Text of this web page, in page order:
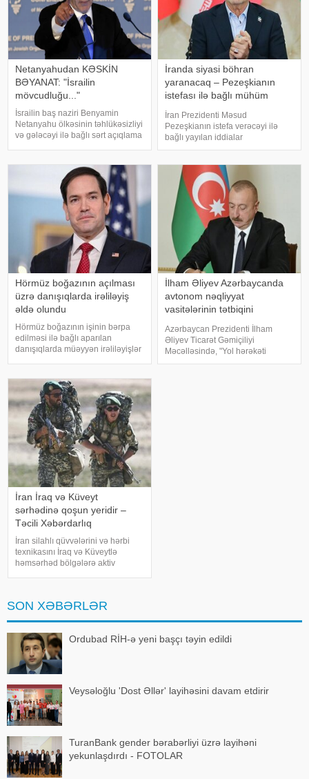
Netanyahudan KƏSKİN
BƏYANAT: "İsrailin
mövcudluğu..."
İsrailin baş naziri Benyamin
Netanyahu ölkəsinin təhlükəsizliyi
və gələcəyi ilə bağlı sərt açıqlama
suverenliyinin heç bir halda
güzəştə gedilməyəcək əsas prinsi
İranda siyasi böhran
yaranacaq – Pezeşkianın
istefası ilə bağlı mühüm
açıqlama
İran Prezidenti Məsud
Pezeşkianın istefa verəcəyi ilə
bağlı yayılan iddialar
müzakirələrə səbəb olub. Bəs
realdır və bu, ölkədə siyasi
böhrana yol aça bilərmi?. Mövzu
ilə bağlı -a danışan siyas
Hörmüz boğazının açılması
üzrə danışıqlarda irəliləyiş
əldə olundu
Hörmüz boğazının işinin bərpa
edilməsi ilə bağlı aparılan
danışıqlarda müəyyən irəliləyişlər
barədə ABŞ dövlət katibi Marko
Rubio açıqlama verib. xəbər verir
ki
İlham Əliyev Azərbaycanda
avtonom nəqliyyat
vasitələrinin tətbiqini
Azərbaycan Prezidenti İlham
Əliyev Ticarət Gəmiçiliyi
Məcəlləsində, "Yol hərəkəti
haqqında", "Nəqliyyat haqqında",
İran İraq və Küveyt
sərhədinə qoşun yeridir –
Təcili Xəbərdarlıq
İran silahlı qüvvələrini və hərbi
texnikasını İraq və Küveytlə
həmsərhəd bölgələrə aktiv
səhifələri yayıb. xəbər verir ki,
yayıla
SON XƏBƏRLƏR
Ordubad RİH-ə yeni başçı təyin edildi
Veysəloğlu 'Dost Əllər' layihəsini davam etdirir
TuranBank gender bərabərliyi üzrə layihəni
yekunlaşdırdı - FOTOLAR